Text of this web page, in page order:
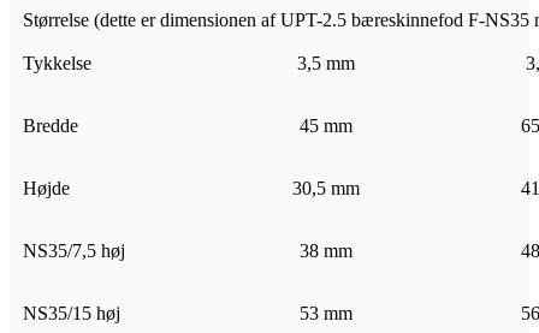
Størrelse (dette er dimensionen af ​​UPT-2.5 bæreskinnefod F-NS35
Tykkelse 3,5 mm
Bredde 45 mm
Højde 30,5 mm
NS35/7,5 høj 38 mm
NS35/15 høj 53 mm